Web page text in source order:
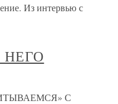
Из интервью с
С